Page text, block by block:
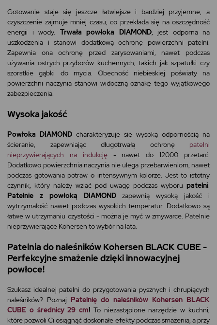
Gotowanie staje się jeszcze łatwiejsze i bardziej przyjemne, a
czyszczenie zajmuje mniej czasu, co przekłada się na oszczędność
energii i wody. Trwała powłoka DIAMOND, jest odporna na
uszkodzenia i stanowi dodatkową ochronę powierzchni patelni.
Zapewnia ona ochronę przed zarysowaniami, nawet podczas
używania ostrych przyborów kuchennych, takich jak szpatułki czy
szorstkie gąbki do mycia. Obecność niebieskiej poświaty na
powierzchni naczynia stanowi widoczną oznakę tego wyjątkowego
zabezpieczenia.
Wysoka jakość
Powłoka DIAMOND charakteryzuje się wysoką odpornością na
ścieranie, zapewniając długotrwałą ochronę patelni
nieprzywierających na indukcję- nawet do 12000 przetarć.
Dodatkowo powierzchnia naczynia nie ulega przebarwieniom, nawet
podczas gotowania potraw o intensywnym kolorze. Jest to istotny
czynnik, który należy wziąć pod uwagę podczas wyboru patelni.
Patelnie z powłoką DIAMONDzapewnią wysoką jakość i
wytrzymałość nawet podczas wysokich temperatur. Dodatkowo są
łatwe w utrzymaniu czystości - można je myć w zmywarce. Patelnie
nieprzywierające Kohersen to wybór na lata.
Patelnia do naleśników Kohersen BLACK CUBE -
Perfekcyjne smażenie dzięki innowacyjnej
powłoce!
Szukasz idealnej patelni do przygotowania pysznych i chrupiących
naleśników? Poznaj Patelnię do naleśników Kohersen BLACK
CUBE o średnicy 29 cm! To niezastąpione narzędzie w kuchni,
które pozwoli Ci osiągnąć doskonałe efekty podczas smażenia, a przy